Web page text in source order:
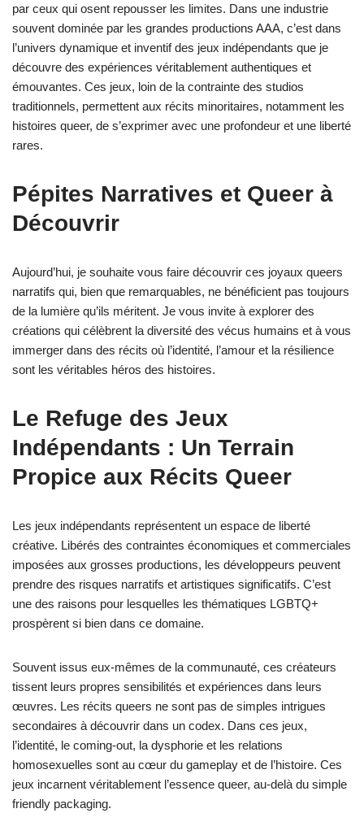
par ceux qui osent repousser les limites. Dans une industrie
souvent dominée par les grandes productions AAA, c’est dans
l’univers dynamique et inventif des jeux indépendants que je
découvre des expériences véritablement authentiques et
émouvantes. Ces jeux, loin de la contrainte des studios
traditionnels, permettent aux récits minoritaires, notamment les
histoires queer, de s’exprimer avec une profondeur et une liberté
rares.
Pépites Narratives et Queer à
Découvrir
Aujourd’hui, je souhaite vous faire découvrir ces joyaux queers
narratifs qui, bien que remarquables, ne bénéficient pas toujours
de la lumière qu’ils méritent. Je vous invite à explorer des
créations qui célèbrent la diversité des vécus humains et à vous
immerger dans des récits où l’identité, l’amour et la résilience
sont les véritables héros des histoires.
Le Refuge des Jeux
Indépendants : Un Terrain
Propice aux Récits Queer
Les jeux indépendants représentent un espace de liberté
créative. Libérés des contraintes économiques et commerciales
imposées aux grosses productions, les développeurs peuvent
prendre des risques narratifs et artistiques significatifs. C’est
une des raisons pour lesquelles les thématiques LGBTQ+
prospèrent si bien dans ce domaine.
Souvent issus eux-mêmes de la communauté, ces créateurs
tissent leurs propres sensibilités et expériences dans leurs
œuvres. Les récits queers ne sont pas de simples intrigues
secondaires à découvrir dans un codex. Dans ces jeux,
l’identité, le coming-out, la dysphorie et les relations
homosexuelles sont au cœur du gameplay et de l’histoire. Ces
jeux incarnent véritablement l’essence queer, au-delà du simple
friendly packaging.